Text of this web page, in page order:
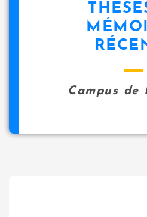
Campus de